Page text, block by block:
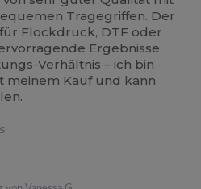
Tragegriffen. Der
Flockdruck, DTF oder
Ergebnisse.
Verhältnis – ich bin
Kauf und kann